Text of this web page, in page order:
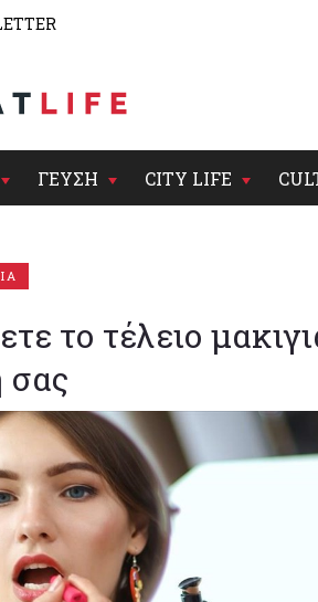
ΓΕΥΣΗ CITY LIFE
το τέλειο